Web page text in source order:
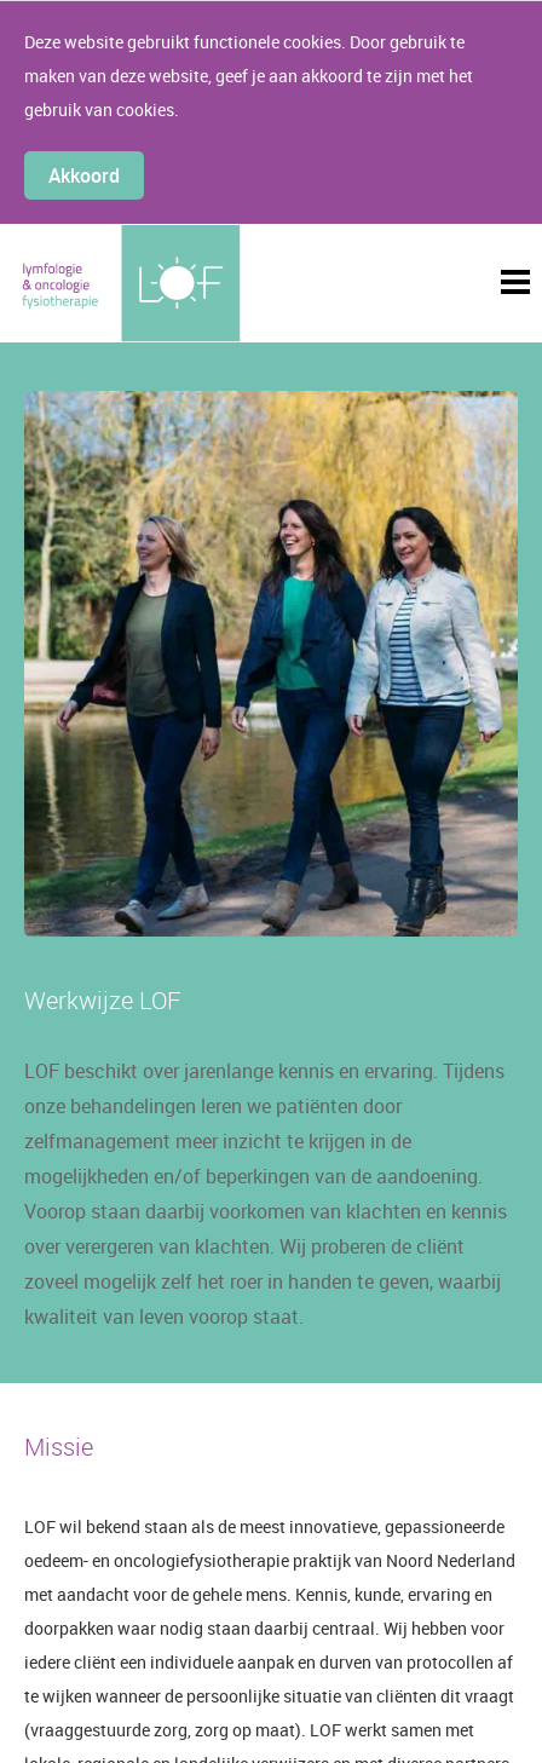
Deze website gebruikt functionele cookies. Door gebruik te
maken van deze website, geef je aan akkoord te zijn met het
gebruik van cookies.
Akkoord
Werkwijze LOF
LOF beschikt over jarenlange kennis en ervaring. Tijdens
onze behandelingen leren we patiënten door
zelfmanagement meer inzicht te krijgen in de
mogelijkheden en/of beperkingen van de aandoening.
Voorop staan daarbij voorkomen van klachten en kennis
over verergeren van klachten. Wij proberen de cliënt
zoveel mogelijk zelf het roer in handen te geven, waarbij
kwaliteit van leven voorop staat.
Missie
LOF wil bekend staan als de meest innovatieve, gepassioneerde
oedeem- en oncologiefysiotherapie praktijk van Noord Nederland
met aandacht voor de gehele mens. Kennis, kunde, ervaring en
doorpakken waar nodig staan daarbij centraal. Wij hebben voor
iedere cliënt een individuele aanpak en durven van protocollen af
te wijken wanneer de persoonlijke situatie van cliënten dit vraagt
(vraaggestuurde zorg, zorg op maat). LOF werkt samen met